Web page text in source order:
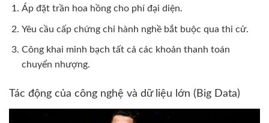
Áp đặt trần hoa hồng cho phí đại diện.
Yêu cầu cấp chứng chỉ hành nghề bắt buộc qua thi cử.
Công khai minh bạch tất cả các khoản thanh toán
chuyển nhượng.
Tác động của công nghệ và dữ liệu lớn (Big Data)